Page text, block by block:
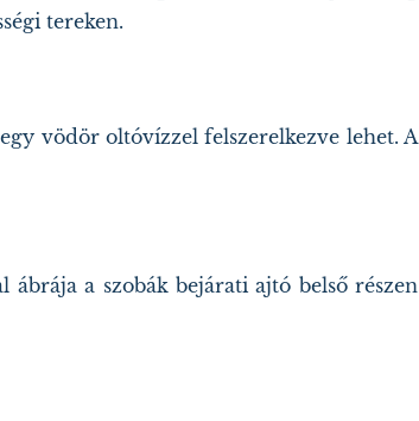
tereken.
vödör oltóvízzel felszerelkezve lehet. A
a szobák bejárati ajtó belső részen